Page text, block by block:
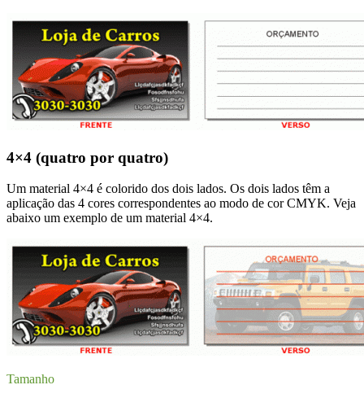
4×4 (quatro por quatro)
Um material 4×4 é colorido dos dois lados. Os dois lados têm a
aplicação das 4 cores correspondentes ao modo de cor CMYK. Veja
abaixo um exemplo de um material 4×4.
Tamanho